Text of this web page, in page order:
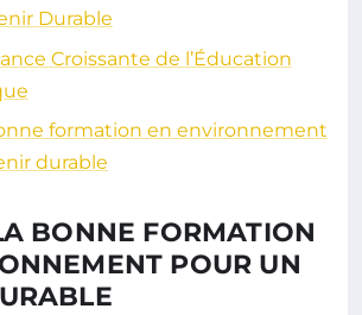
Durable
Croissante de l’Éducation
formation en environnement
durable
BONNE FORMATION
POUR UN